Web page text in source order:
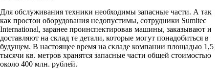
Для обслуживания техники необходимы запасные части. А так
как простои оборудования недопустимы, сотрудники Sumitec
International, заранее проинспектировав машины, заказывают и
доставляют на склад те детали, которые могут понадобиться в
будущем. В настоящее время на складе компании площадью 1,5
тысячи кв. метров хранятся запасные части общей стоимостью
около 400 млн. рублей.